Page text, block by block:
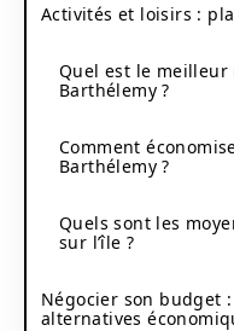
Activités et loisirs :
Quel est le
Barthélemy ?
Comment
Barthélemy ?
Quels sont les
sur l’île ?
Négocier son budget
alternatives